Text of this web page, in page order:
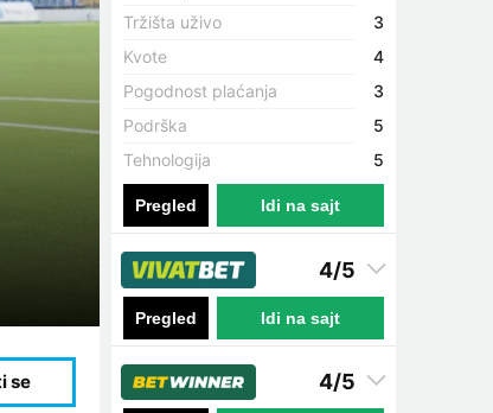
Tržišta uživo
3
Kvote
4
Pogodnost plaćanja
3
Podrška
5
Tehnologija
5
Pregled Idi na sajt
4/5
Pregled Idi na sajt
4/5